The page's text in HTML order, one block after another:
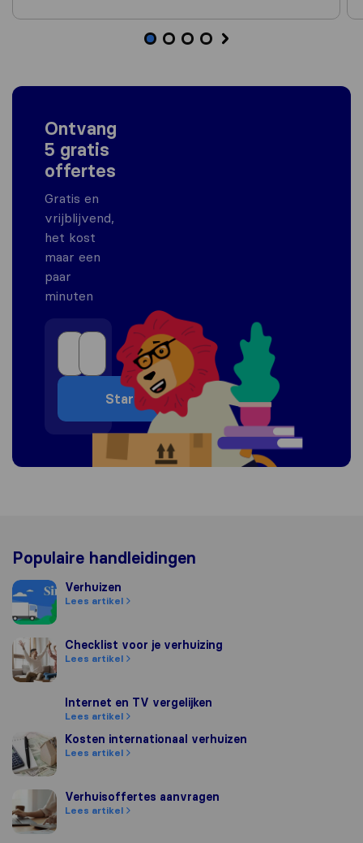
Populaire handleidingen
VerhuizenVerhuizen
Lees artikel
Checklist voor je verhuizing
Checklist voor je verhuizing
Lees artikel
Internet en TV vergelijken
Internet en TV vergelijken
Lees artikel
Kosten internationaal verhuizen
Kosten internationaal verhuizen
Lees artikel
Verhuisoffertes aanvragen
Verhuisoffertes aanvragen
Lees artikel
Ontvang
5 gratis
offertes
Gratis en
vrijblijvend,
het kost
maar een
paar
minuten
Start